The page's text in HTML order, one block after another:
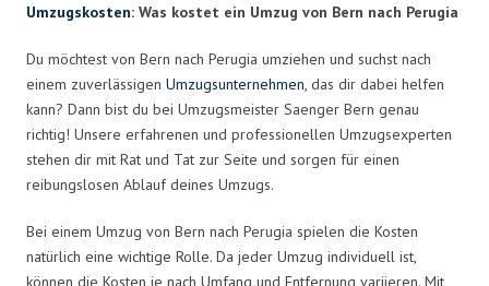
Umzugskosten: Was kostet ein Umzug von Bern nach Perugia
Du möchtest von Bern nach Perugia umziehen und suchst nach
einem zuverlässigen Umzugsunternehmen, das dir dabei helfen
kann? Dann bist du bei Umzugsmeister Saenger Bern genau
richtig! Unsere erfahrenen und professionellen Umzugsexperten
stehen dir mit Rat und Tat zur Seite und sorgen für einen
reibungslosen Ablauf deines Umzugs.
Bei einem Umzug von Bern nach Perugia spielen die Kosten
natürlich eine wichtige Rolle. Da jeder Umzug individuell ist,
können die Kosten je nach Umfang und Entfernung variieren. Mit